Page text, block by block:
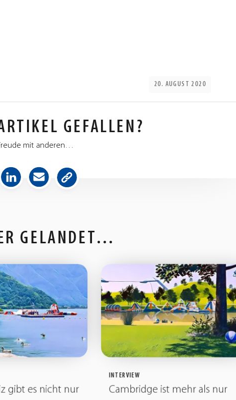
20. AUGUST 2020
GEFALLEN?
mit anderen…
GELANDET…
gibt es nicht nur
INTERVIEW
Cambridge ist mehr als nur